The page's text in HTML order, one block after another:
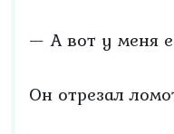
— А вот у меня
Он отрезал